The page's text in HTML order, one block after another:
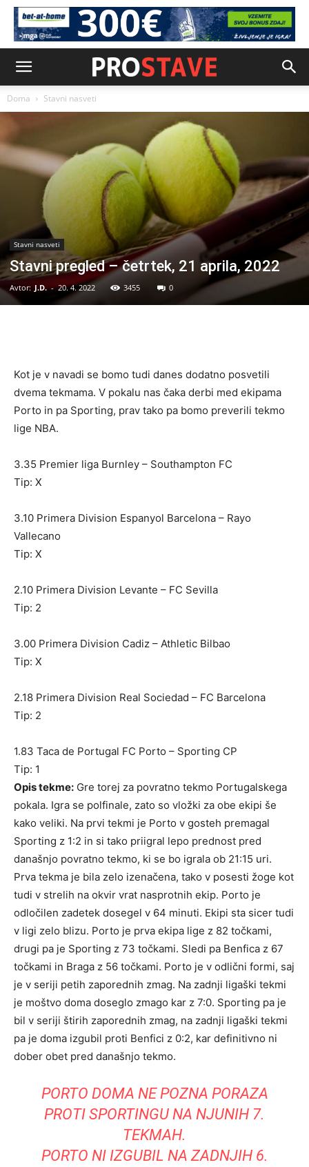
Doma Stavni nasveti
Stavni nasveti
Stavni pregled – četrtek, 21 aprila, 2022
Avtor: J.D. - 20. 4. 2022 3455 0
Kot je v navadi se bomo tudi danes dodatno posvetili
dvema tekmama. V pokalu nas čaka derbi med ekipama
Porto in pa Sporting, prav tako pa bomo preverili tekmo
lige NBA.
3.35 Premier liga Burnley – Southampton FC
Tip: X
3.10 Primera Division Espanyol Barcelona – Rayo
Vallecano
Tip: X
2.10 Primera Division Levante – FC Sevilla
Tip: 2
3.00 Primera Division Cadiz – Athletic Bilbao
Tip: X
2.18 Primera Division Real Sociedad – FC Barcelona
Tip: 2
1.83 Taca de Portugal FC Porto – Sporting CP
Tip: 1
Opis tekme: Gre torej za povratno tekmo Portugalskega
pokala. Igra se polfinale, zato so vložki za obe ekipi še
kako veliki. Na prvi tekmi je Porto v gosteh premagal
Sporting z 1:2 in si tako priigral lepo prednost pred
današnjo povratno tekmo, ki se bo igrala ob 21:15 uri.
Prva tekma je bila zelo izenačena, tako v posesti žoge kot
tudi v strelih na okvir vrat nasprotnih ekip. Porto je
odločilen zadetek dosegel v 64 minuti. Ekipi sta sicer tudi
v ligi zelo blizu. Porto je prva ekipa lige z 82 točkami,
drugi pa je Sporting z 73 točkami. Sledi pa Benfica z 67
točkami in Braga z 56 točkami. Porto je v odlični formi, saj
je v seriji petih zaporednih zmag. Na zadnji ligaški tekmi
je moštvo doma doseglo zmago kar z 7:0. Sporting pa je
bil v seriji štirih zaporednih zmag, na zadnji ligaški tekmi
pa je doma izgubil proti Benfici z 0:2, kar definitivno ni
dober obet pred današnjo tekmo.
PORTO DOMA NE POZNA PORAZA
PROTI SPORTINGU NA NJUNIH 7.
TEKMAH.
PORTO NI IZGUBIL NA ZADNJIH 6.